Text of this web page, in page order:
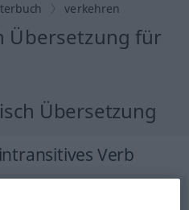
verkehren
Übersetzung für
Übersetzung
Verb